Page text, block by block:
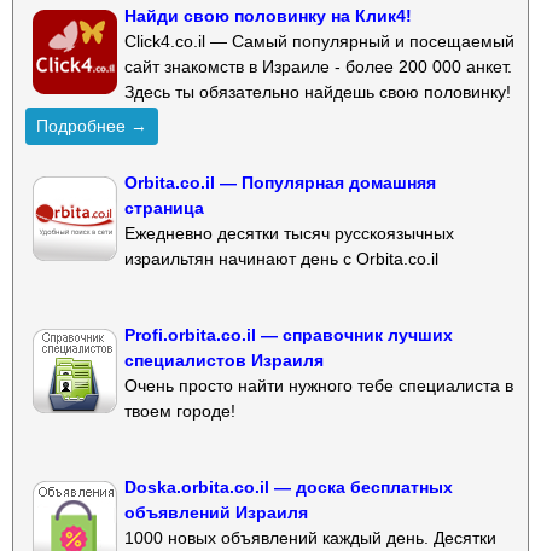
Найди свою половинку на Клик4!
Click4.co.il — Самый популярный и посещаемый
сайт знакомств в Израиле - более 200 000 анкет.
Здесь ты обязательно найдешь свою половинку!
Подробнее →
Orbita.co.il — Популярная домашняя
страница
Ежедневно десятки тысяч русскоязычных
израильтян начинают день с Orbita.co.il
Profi.orbita.co.il — справочник лучших
специалистов Израиля
Очень просто найти нужного тебе специалиста в
твоем городе!
Doska.orbita.co.il — доска бесплатных
объявлений Израиля
1000 новых объявлений каждый день. Десятки